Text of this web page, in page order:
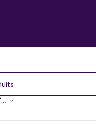
SÉLECTIONNER LA CATÉGORIE